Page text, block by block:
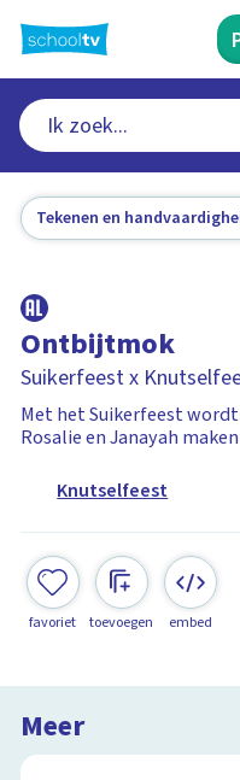
naar
hoofdinhoud
Tekenen en
Ontbijtmok
Suikerfeest x
Met het Suikerfeest
Rosalie en Janayah
Knutselfeest
favoriet toevoegen embed
Meer